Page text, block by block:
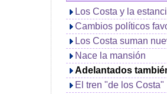
Los Costa y la
Cambios políticos
Los Costa suman
Nace la mansión
Adelantados
El tren "de los Costa"